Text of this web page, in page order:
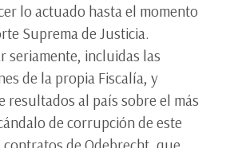
lo actuado hasta el momento
Suprema de Justicia.
seriamente, incluidas las
de la propia Fiscalía, y
resultados al país sobre el más
de corrupción de este